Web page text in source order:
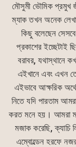
মৌসুমী ভৌমিক প্রমুখ
ম্যাক তখন অনেক
কিছু বলেছেন
প্রকাশের ইচ্ছেটাই
বরাবর, যথাস্থানে
এইখানে এবং এখন
এইভাবে আক্ষরিক
নিতে যদি পারতাম
করত মনে হয়। আমরা
মজাক করেছি, ক্যাচি
এম্বোল্ডেন হরফে